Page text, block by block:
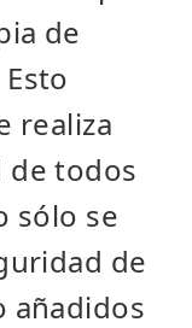
de
realiza
de todos
sólo se
de
añadidos